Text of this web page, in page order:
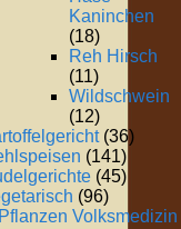
Kaninchen
(18)
Reh Hirsch
(11)
Wildschwein
(12)
(36)
(141)
(45)
(96)
Volksmedizin